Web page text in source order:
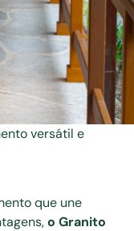
versátil e
que une
o Granito